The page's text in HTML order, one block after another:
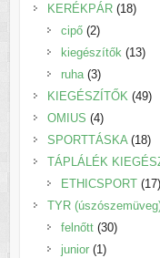
KERÉKPÁR 1818
cipő 22
termék
kiegészítők 1313
ruha 33
termék
KIEGÉSZÍTŐK 4949
OMIUS 44
termék
SPORTTÁSKA 1818
TÁPLÁLÉK
ETHICSPORT 17
TYR
felnőtt 3030
junior 11